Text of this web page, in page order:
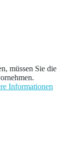
müssen Sie die
Informationen